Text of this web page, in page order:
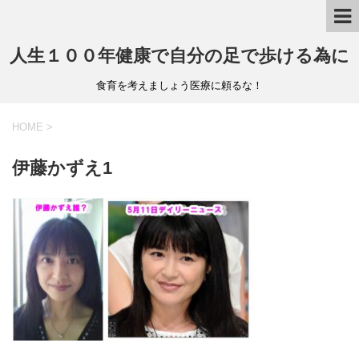
人生１００年健康で自分の足で歩ける為に
食育を考えましょう医療に頼るな！
HOME >
伊藤かずえ1